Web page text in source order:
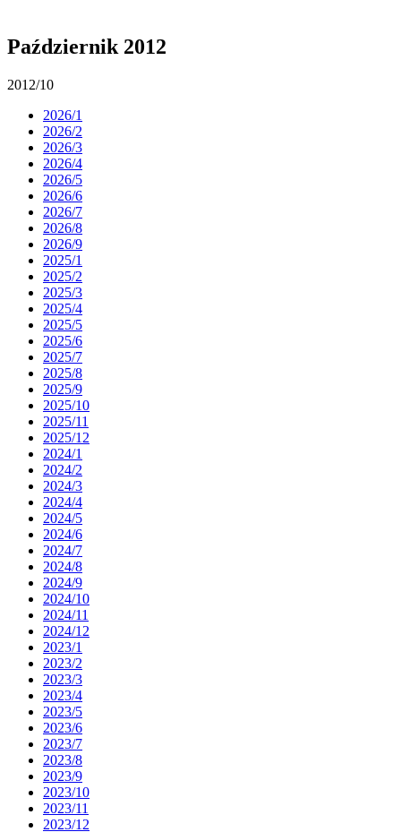
Październik 2012
2012/10
2026/1
2026/2
2026/3
2026/4
2026/5
2026/6
2026/7
2026/8
2026/9
2025/1
2025/2
2025/3
2025/4
2025/5
2025/6
2025/7
2025/8
2025/9
2025/10
2025/11
2025/12
2024/1
2024/2
2024/3
2024/4
2024/5
2024/6
2024/7
2024/8
2024/9
2024/10
2024/11
2024/12
2023/1
2023/2
2023/3
2023/4
2023/5
2023/6
2023/7
2023/8
2023/9
2023/10
2023/11
2023/12